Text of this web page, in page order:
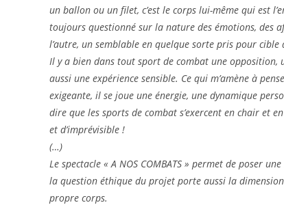
un ballon ou un filet, c’est le corps lui-même qui est
toujours questionné sur la nature des émotions, des
l’autre, un semblable en quelque sorte pris pour cible
Il y a bien dans tout sport de combat une opposition,
aussi une expérience sensible. Ce qui m’amène à
exigeante, il se joue une énergie, une dynamique
dire que les sports de combat s’exercent en chair et
et d’imprévisible !
(…)
Le spectacle « A NOS COMBATS » permet de poser
la question éthique du projet porte aussi la
propre corps.